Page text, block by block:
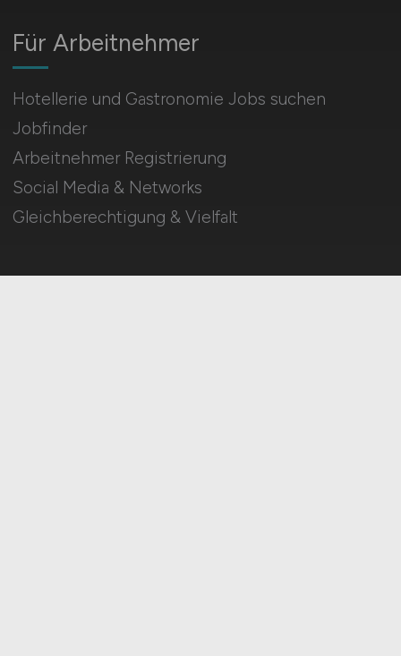
Für Arbeitnehmer
Hotellerie und Gastronomie Jobs suchen
Jobfinder
Arbeitnehmer Registrierung
Social Media & Networks
Gleichberechtigung & Vielfalt